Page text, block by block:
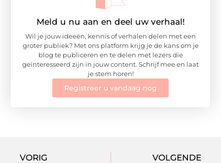
Meld u nu aan en deel uw verhaal!
Wil je jouw ideeën, kennis of verhalen delen met een
groter publiek? Met ons platform krijg je de kans om je
blog te publiceren en te delen met lezers die
geïnteresseerd zijn in jouw content. Schrijf mee en laat
je stem horen!
Registreer u vandaag nog
VORIG VOLGENDE